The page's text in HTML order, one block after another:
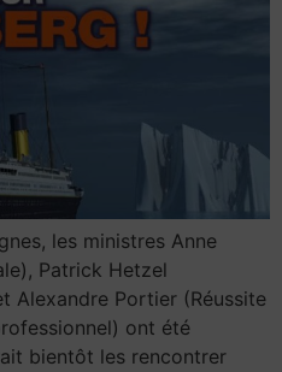
les ministres Anne
Patrick Hetzel
Alexandre Portier (Réussite
ont été
bientôt les rencontrer